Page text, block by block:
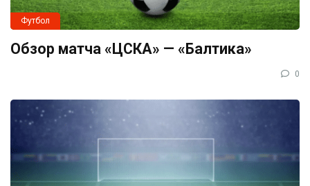
Футбол
Обзор матча «ЦСКА» — «Балтика»
0